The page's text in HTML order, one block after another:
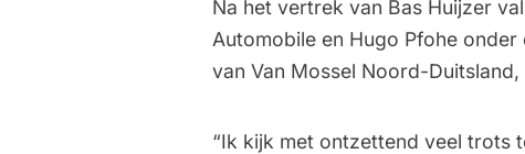
Na het vertrek van Bas Huijzer
Automobile en Hugo Pfohe
van Van Mossel Noord-
“Ik kijk met ontzettend veel trots